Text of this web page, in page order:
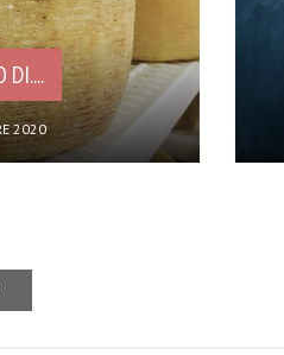
DI....
2020